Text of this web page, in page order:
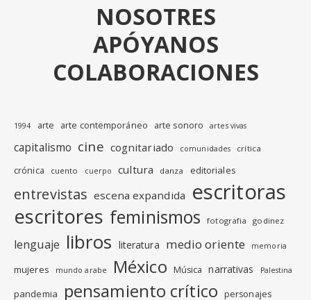
NOSOTRES
APÓYANOS
COLABORACIONES
1994 arte arte contemporáneo arte sonoro artes vivas
capitalismo cine cognitariado comunidades crítica
crónica cuento cuerpo cultura danza editoriales
entrevistas escena expandida escritoras
escritores feminismos fotografia godinez
lenguaje libros literatura medio oriente memoria
mujeres mundo arabe México Música narrativas Palestina
pandemia pensamiento crítico personajes